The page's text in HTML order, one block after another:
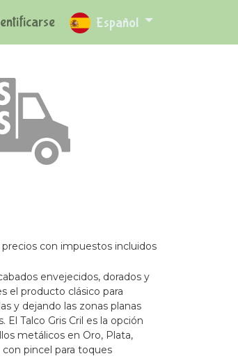
Español
precios con impuestos incluidos
envejecidos, dorados y
el producto clásico para
y dejando las zonas planas
Talco Gris Cril es la opción
metálicos en Oro, Plata,
con pincel para toques